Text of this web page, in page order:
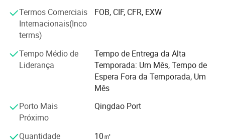
Preocupamo-nos com a qualidade do produto e com o
serviço ao cliente, garantindo assim que os nossos
produtos cumprem os padrões de construção
está de acordo com a GB/T 19001-2000, e temos CE,
AAMA, BSCI, Rosh, e REACH ...
Os princípios de integridade, trabalho em equipa e
nosso negócio.
Termos Comerciais
Internacionais(Inco
terms)
FOB, CIF, CFR, EXW
Tempo Médio de
Liderança
Tempo de Entrega da Alta
Temporada: Um Mês, Tempo de
Espera Fora da Temporada, Um
Mês
Porto Mais
Próximo
Qingdao Port
Quantidade
10㎡